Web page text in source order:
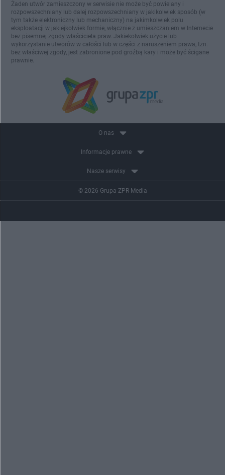
Żaden utwór zamieszczony w serwisie nie może być powielany i
rozpowszechniany lub dalej rozpowszechniany w jakikolwiek sposób (w
tym także elektroniczny lub mechaniczny) na jakimkolwiek polu
eksploatacji w jakiejkolwiek formie, włącznie z umieszczaniem w Internecie
bez pisemnej zgody właściciela praw. Jakiekolwiek użycie lub
wykorzystanie utworów w całości lub w części z naruszeniem prawa, tzn.
bez właściwej zgody, jest zabronione pod groźbą kary i może być ścigane
prawnie.
O nas
Informacje prawne
Nasze serwisy
© 2026 Grupa ZPR Media